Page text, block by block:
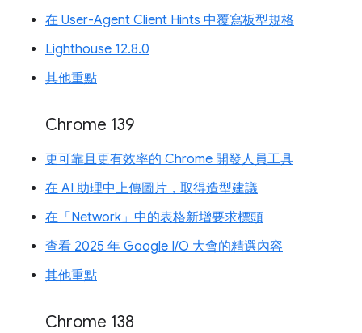
在 User-Agent Client Hints 中覆寫板型規格
Lighthouse 12.8.0
其他重點
Chrome 139
更可靠且更有效率的 Chrome 開發人員工具
在 AI 助理中上傳圖片，取得造型建議
在「Network」中的表格新增要求標頭
查看 2025 年 Google I/O 大會的精選內容
其他重點
Chrome 138